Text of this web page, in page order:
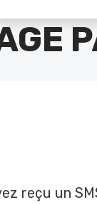
reçu un